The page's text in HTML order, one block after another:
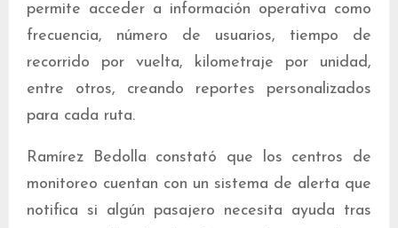
permite acceder a información operativa como
frecuencia, número de usuarios, tiempo de
recorrido por vuelta, kilometraje por unidad,
entre otros, creando reportes personalizados
para cada ruta.
Ramírez Bedolla constató que los centros de
monitoreo cuentan con un sistema de alerta que
notifica si algún pasajero necesita ayuda tras